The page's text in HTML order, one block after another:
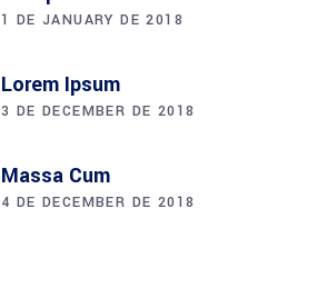
1 DE JANUARY DE 2018
Lorem Ipsum
3 DE DECEMBER DE 2018
Massa Cum
4 DE DECEMBER DE 2018